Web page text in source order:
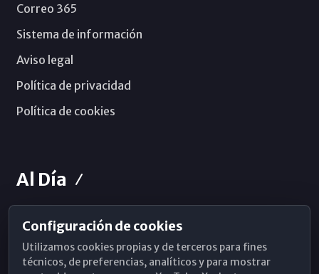
Correo 365
Sistema de información
Aviso legal
Política de privacidad
Política de cookies
Al Día
Horarios de Misa
Hemeroteca
Configuración de cookies
Utilizamos cookies propias y de terceros para fines
técnicos, de preferencias, analíticos y para mostrar